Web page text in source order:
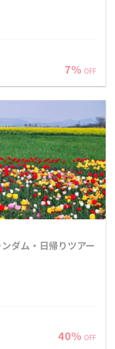
7% OFF
ダム・日帰りツアー
40% OFF